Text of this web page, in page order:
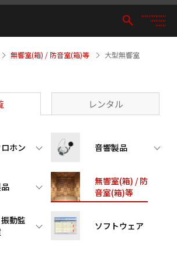
無響室(箱) / 防音室(箱)等 大型無響室
レンタル
ホン 音響製品
無響室(箱) / 防
音室(箱)等
動監
ソフトウェア